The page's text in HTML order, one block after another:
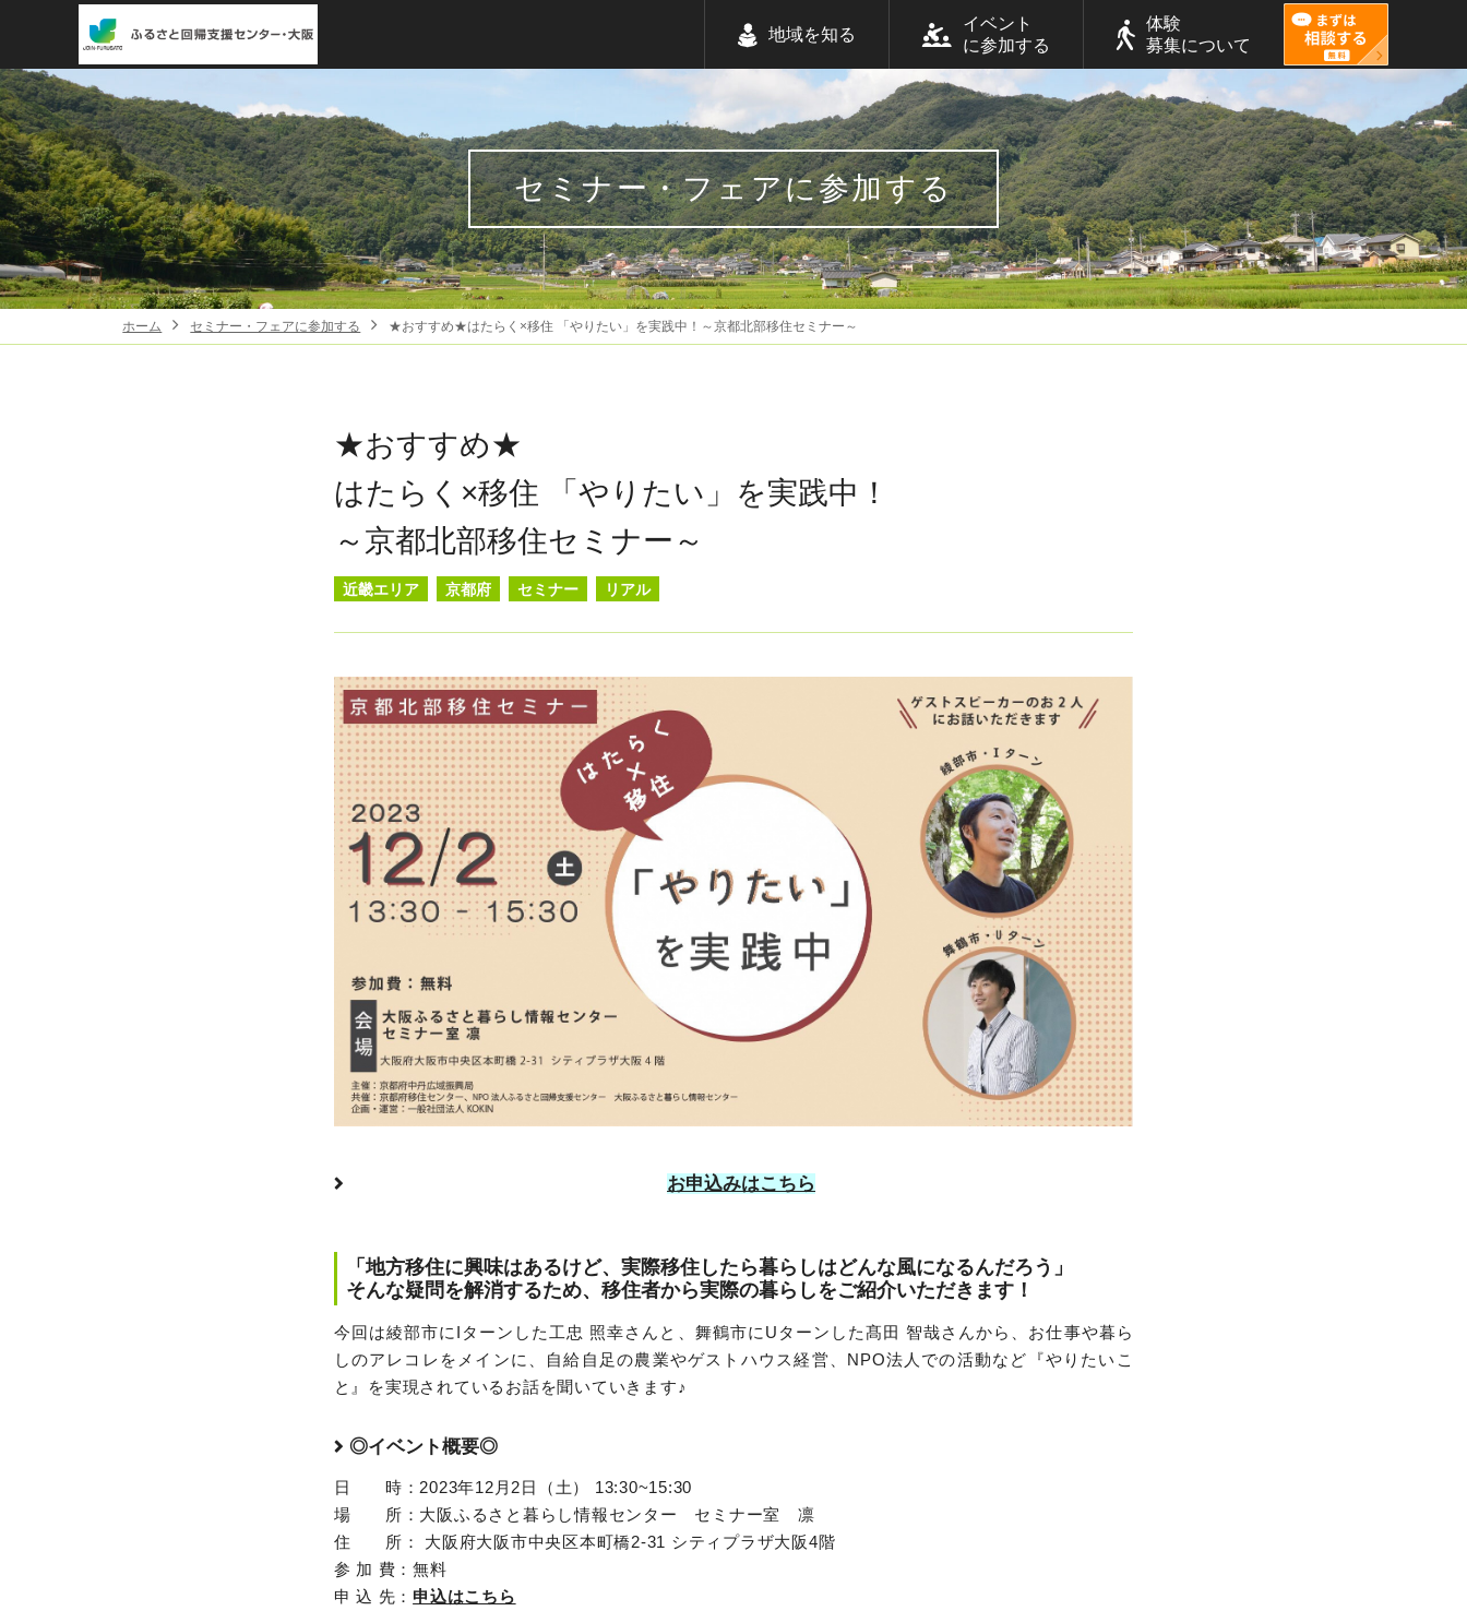
地域を知る
イベント
に参加する
体験
募集について
セミナー・フェアに参加する
ホーム セミナー・フェアに参加する ★おすすめ★はたらく×移住 「やりたい」を実践中！～京都北部移住セミナー～
★おすすめ★
はたらく×移住 「やりたい」を実践中！
～京都北部移住セミナー～
近畿エリア 京都府 セミナー リアル
お申込みはこちら
「地方移住に興味はあるけど、実際移住したら暮らしはどんな風になるんだろう」
そんな疑問を解消するため、移住者から実際の暮らしをご紹介いただきます！
今回は綾部市にIターンした工忠 照幸さんと、舞鶴市にUターンした髙田 智哉さんから、お仕事や暮ら
しのアレコレをメインに、自給自足の農業やゲストハウス経営、NPO法人での活動など『やりたいこ
と』を実現されているお話を聞いていきます♪
◎イベント概要◎
日 時：2023年12月2日（土） 13:30~15:30
場 所：大阪ふるさと暮らし情報センター セミナー室 凛
住 所： 大阪府大阪市中央区本町橋2-31 シティプラザ大阪4階
参 加 費：無料
申 込 先： 申込はこちら